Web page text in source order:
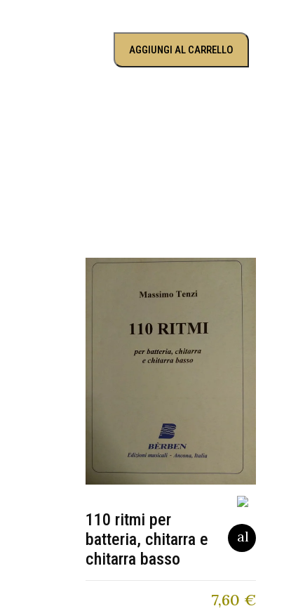
AGGIUNGI AL CARRELLO
110 ritmi per
batteria, chitarra e
chitarra basso
7,60 €